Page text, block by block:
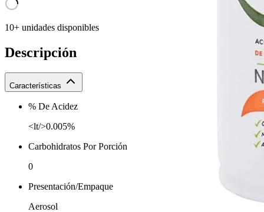
10+ unidades disponibles
Descripción
Características
% De Acidez
<lt/>0.005%
Carbohidratos Por Porción
0
Presentación/Empaque
Aerosol